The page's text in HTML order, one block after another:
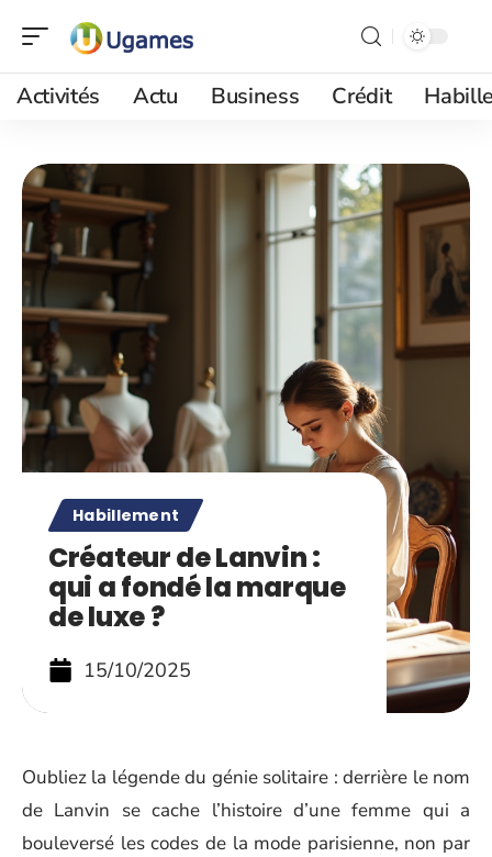
Activités Actu Business Crédit
Habillement
Créateur de Lanvin :
qui a fondé la marque
de luxe ?
15/10/2025
Oubliez la légende du génie solitaire : derrière le nom
de Lanvin se cache l’histoire d’une femme qui a
bouleversé les codes de la mode parisienne, non par